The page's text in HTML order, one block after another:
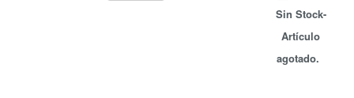
Sin Stock-
Artículo
agotado.